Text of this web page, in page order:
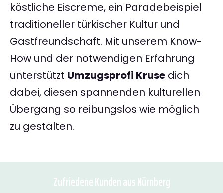
köstliche Eiscreme, ein Paradebeispiel
traditioneller türkischer Kultur und
Gastfreundschaft. Mit unserem Know-
How und der notwendigen Erfahrung
unterstützt Umzugsprofi Kruse dich
dabei, diesen spannenden kulturellen
Übergang so reibungslos wie möglich
zu gestalten.
Zufriedene Kunden aus Nürnberg